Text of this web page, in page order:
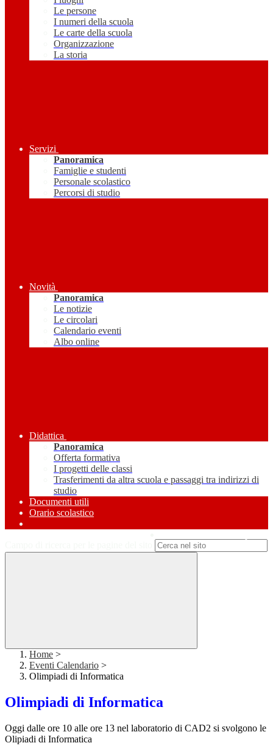
Le persone
I numeri della scuola
Le carte della scuola
Organizzazione
La storia
Servizi
Panoramica
Famiglie e studenti
Personale scolastico
Percorsi di studio
Novità
Panoramica
Le notizie
Le circolari
Calendario eventi
Albo online
Didattica
Panoramica
Offerta formativa
I progetti delle classi
Trasferimenti da altra scuola e passaggi tra indirizzi di
studio
Documenti utili
Orario scolastico
Home >
Eventi Calendario >
Olimpiadi di Informatica
Olimpiadi di Informatica
Oggi dalle ore 10 alle ore 13 nel laboratorio di CAD2 si svolgono le
Olipiadi di Informatica